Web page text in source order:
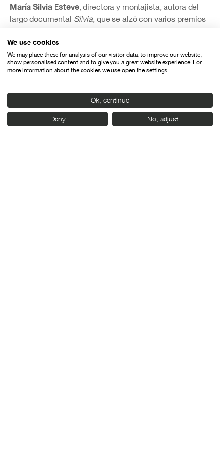
María Silvia Esteve, directora y montajista, autora del
largo documental Silvia, que se alzó con varios premios
intervendráIgnacio Acconcia
primer largo,El niño de fuego, obtuvo una mención
especial del jurado de esta sección en la 65 Seminci.
Embajada Argentina en España, irá acompañada del
libro “Historias salvajes, relatos extraordinarios. Cine
argentino 2000-2020”, escrito por Álvaro Arroba. La obra,
We use cookies
We may place these for analysis of our visitor data, to improve our website,
show personalised content and to give you a great website experience. For
more information about the cookies we use open the settings.
Ok, continue
Deny No, adjust